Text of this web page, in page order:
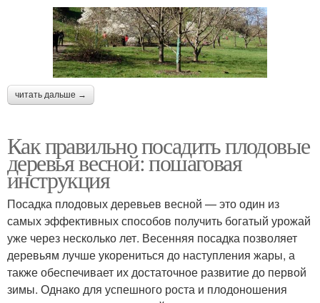
читать дальше →
Как правильно посадить плодовые
деревья весной: пошаговая
инструкция
Посадка плодовых деревьев весной — это один из
самых эффективных способов получить богатый урожай
уже через несколько лет. Весенняя посадка позволяет
деревьям лучше укорениться до наступления жары, а
также обеспечивает их достаточное развитие до первой
зимы. Однако для успешного роста и плодоношения